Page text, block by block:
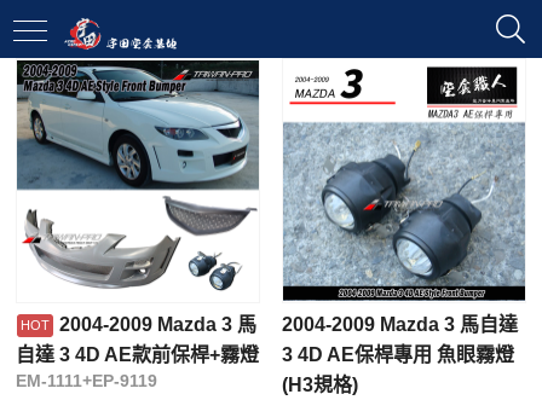
2004-2009 Mazda 3 馬
自達 3 4D AE款前保桿+霧燈
EM-1111+EP-9119
2004-2009 Mazda 3 馬自達
3 4D AE保桿專用 魚眼霧燈
(H3規格)